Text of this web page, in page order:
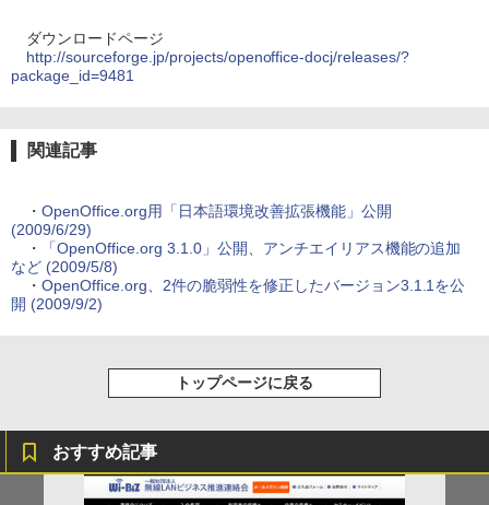
ダウンロードページ
http://sourceforge.jp/projects/openoffice-docj/releases/?
package_id=9481
関連記事
・ OpenOffice.org用「日本語環境改善拡張機能」公開
(2009/6/29)
・
「OpenOffice.org 3.1.0」公開、アンチエイリアス機能の追加
など (2009/5/8)
・ OpenOffice.org、2件の脆弱性を修正したバージョン3.1.1を公
開 (2009/9/2)
トップページに戻る
おすすめ記事